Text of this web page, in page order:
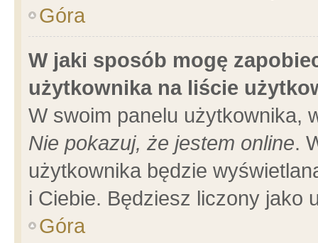
Góra
W jaki sposób mogę
użytkownika na liście
W swoim panelu użytkownika,
Nie pokazuj, że jestem online.
użytkownika będzie
i Ciebie. Będziesz liczony jako
Góra